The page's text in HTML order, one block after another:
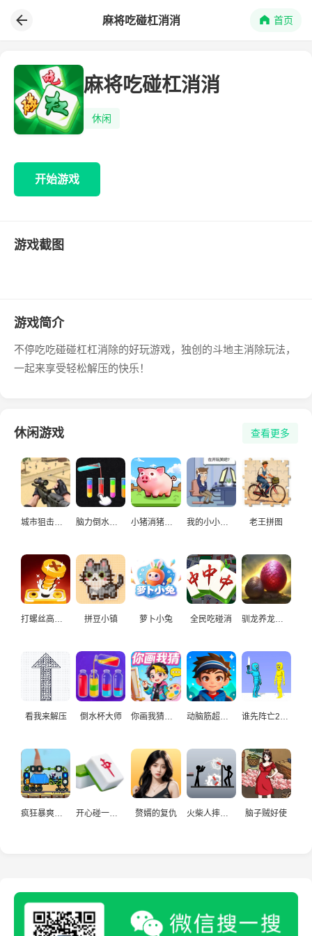
麻将吃碰杠消消 首页
麻将吃碰杠消消
休闲
开始游戏
游戏截图
游戏简介
不停吃吃碰碰杠杠消除的好玩游戏，独创的斗地主消除玩法，
一起来享受轻松解压的快乐！
休闲游戏 查看更多
城市狙击手游戏 脑力倒水挑战 小猪消猪猪游戏 我的小小人生 老王拼图
打螺丝高手益智游戏 拼豆小镇 萝卜小兔 全民吃碰消 驯龙养龙孵化高手
看我来解压 倒水杯大师
赘婿的复仇 火柴人摔炮仗 脑子贼好使